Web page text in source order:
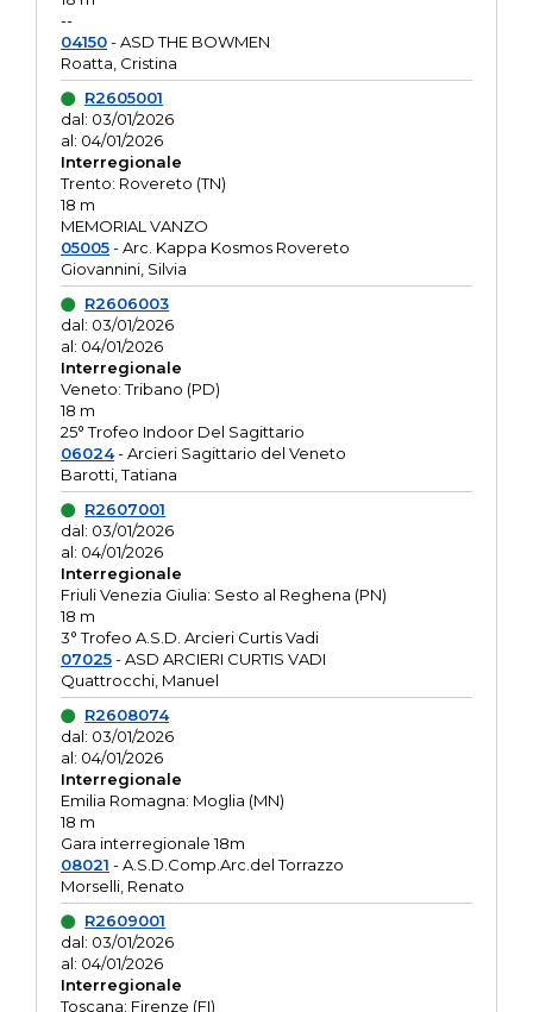
--
04150- ASD THE BOWMEN
Roatta, Cristina
R2605001
dal: 03/01/2026
al: 04/01/2026
Interregionale
Trento: Rovereto (TN)
18 m
MEMORIAL VANZO
05005- Arc. Kappa Kosmos Rovereto
Giovannini, Silvia
R2606003
dal: 03/01/2026
al: 04/01/2026
Interregionale
Veneto: Tribano (PD)
18 m
25° Trofeo Indoor Del Sagittario
06024- Arcieri Sagittario del Veneto
Barotti, Tatiana
R2607001
dal: 03/01/2026
al: 04/01/2026
Interregionale
Friuli Venezia Giulia: Sesto al Reghena (PN)
18 m
3° Trofeo A.S.D. Arcieri Curtis Vadi
07025- ASD ARCIERI CURTIS VADI
Quattrocchi, Manuel
R2608074
dal: 03/01/2026
al: 04/01/2026
Interregionale
Emilia Romagna: Moglia (MN)
18 m
Gara interregionale 18m
08021 - A.S.D.Comp.Arc.del Torrazzo
Morselli, Renato
R2609001
dal: 03/01/2026
al: 04/01/2026
Interregionale
Toscana: Firenze (FI)